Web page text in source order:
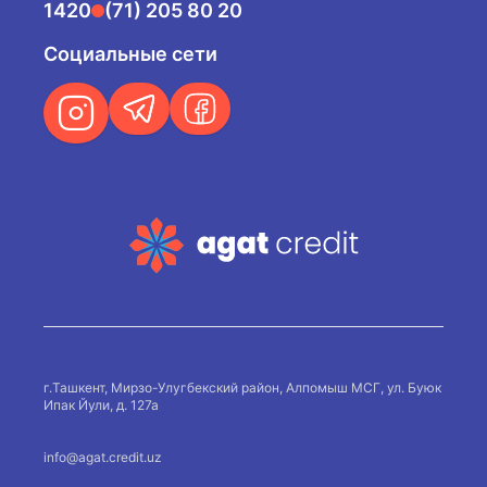
1420
(71) 205 80 20
Социальные сети
г.Ташкент, Мирзо-Улугбекский район, Алпомыш МСГ, ул. Буюк
Ипак Йули, д. 127а
info@agat.credit.uz